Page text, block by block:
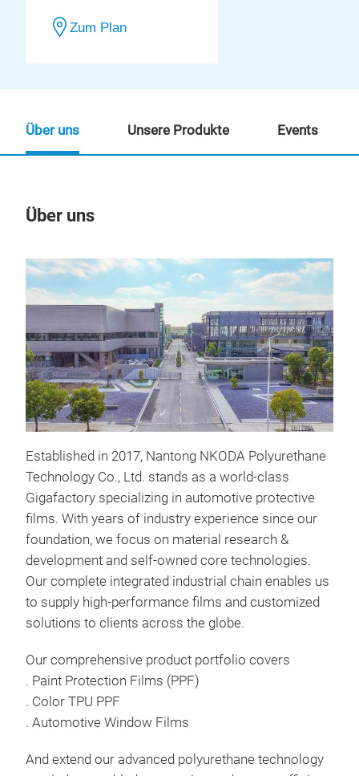
Zum Plan
Über uns
Established in 2017, Nantong NKODA Polyurethane
Technology Co., Ltd. stands as a world-class
Gigafactory specializing in automotive protective
films. With years of industry experience since our
foundation, we focus on material research &
development and self-owned core technologies.
Our complete integrated industrial chain enables us
to supply high-performance films and customized
solutions to clients across the globe.
Our comprehensive product portfolio covers
. Paint Protection Films (PPF)
. Color TPU PPF
. Automotive Window Films
And extend our advanced polyurethane technology
Über uns Unsere Produkte Events